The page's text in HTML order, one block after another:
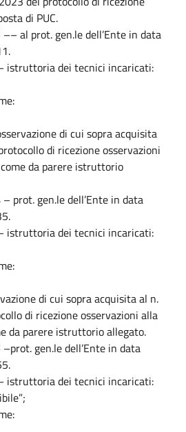
di PUC.
–– al prot. gen.le dell’Ente in data
istruttoria dei tecnici incaricati:
di cui sopra acquisita
di ricezione osservazioni
da parere istruttorio
– prot. gen.le dell’Ente in data
istruttoria dei tecnici incaricati:
di cui sopra acquisita al n.
di ricezione osservazioni alla
da parere istruttorio allegato.
–prot. gen.le dell’Ente in data
istruttoria dei tecnici incaricati: